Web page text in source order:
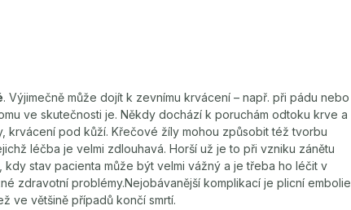
. Výjimečně může dojít k zevnímu krvácení – např. při pádu nebo
ve skutečnosti je. Někdy dochází k poruchám odtoku krve a
krvácení pod kůží. Křečové žíly mohou způsobit též tvorbu
léčba je velmi zdlouhavá. Horší už je to při vzniku zánětu
stav pacienta může být velmi vážný a je třeba ho léčit v
zdravotní problémy.Nejobávanější komplikací je plicní embolie
ve většině případů končí smrtí.